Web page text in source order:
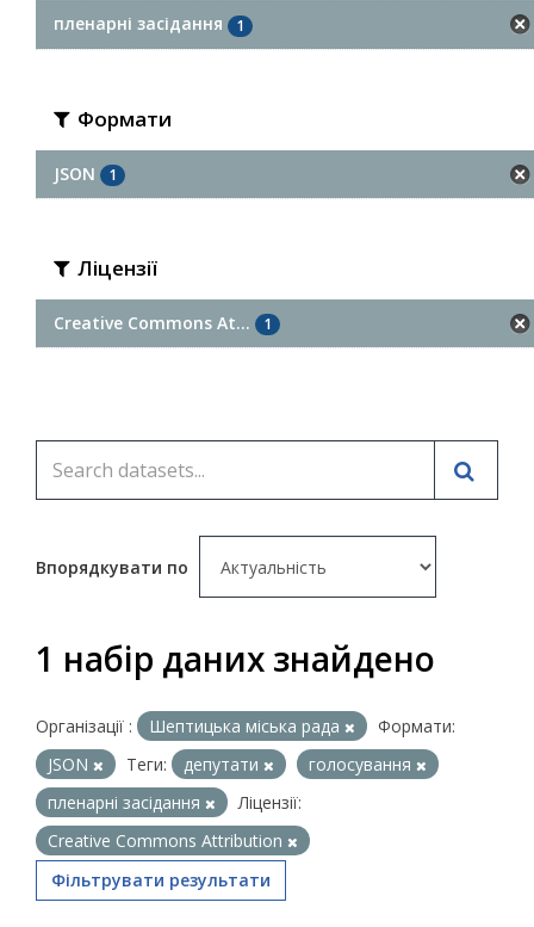
пленарні засідання 1
Формати
JSON 1
Ліцензії
Creative Commons At... 1
Впорядкувати по
1 набір даних знайдено
Організації : Шептицька міська рада
Формати:
JSON
Теги: депутати
голосування
пленарні засідання
Ліцензії:
Creative Commons Attribution
Фільтрувати результати